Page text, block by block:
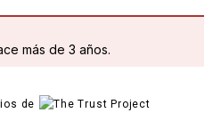
más de 3 años.
de